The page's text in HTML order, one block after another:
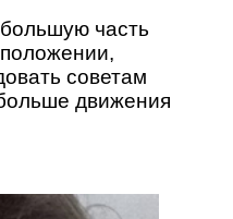
часть
советам
движения